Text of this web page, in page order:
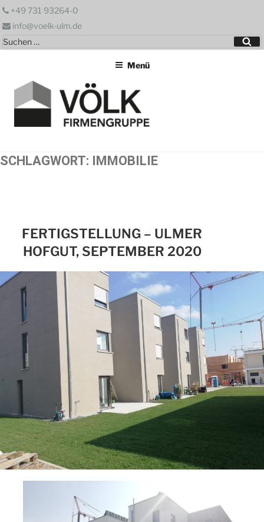
Zum
springen
+49 731 93264-0
info@voelk-ulm.de
Suchen
nach:
Menü
SCHLAGWORT: IMMOBILIE
FERTIGSTELLUNG – ULMER
HOFGUT, SEPTEMBER 2020